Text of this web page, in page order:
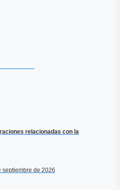
relacionadas con la
septiembre de 2026